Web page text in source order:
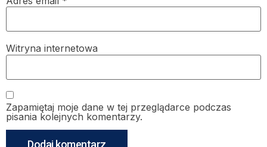
Witryna internetowa
Zapamiętaj moje dane w tej przeglądarce podczas
pisania kolejnych komentarzy.